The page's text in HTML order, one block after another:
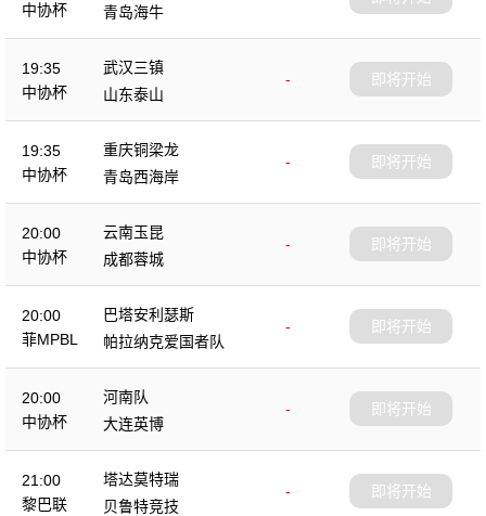
中协杯
青岛海牛
19:35
中协杯
武汉三镇
-
山东泰山
即将开始
19:35
中协杯
重庆铜梁龙
-
青岛西海岸
即将开始
20:00
中协杯
云南玉昆
-
成都蓉城
即将开始
20:00
菲MPBL
巴塔安利瑟斯
-
帕拉纳克爱国者队
即将开始
20:00
中协杯
河南队
-
大连英博
即将开始
21:00
黎巴联
塔达莫特瑞
-
贝鲁特竞技
即将开始